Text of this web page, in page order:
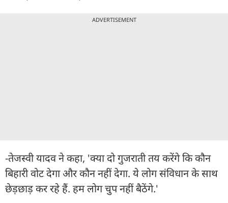
ADVERTISEMENT
-तेजस्वी यादव ने कहा, 'क्या दो गुजराती तय करेंगे कि कौन
बिहारी वोट देगा और कौन नहीं देगा. ये लोग संविधान के साथ
छेड़छाड़ कर रहे हैं. हम लोग चुप नहीं बैठेंगे.'